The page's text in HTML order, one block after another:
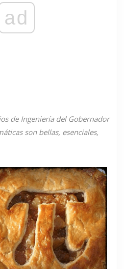
ad
de Ingeniería del Gobernador
son bellas, esenciales,